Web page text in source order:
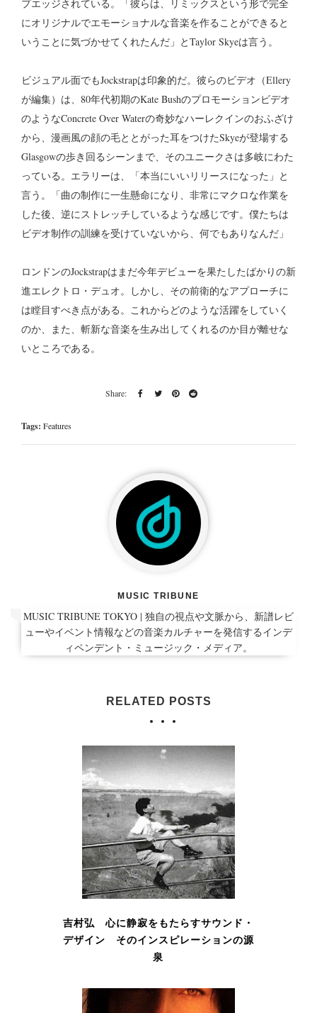
プエッジされている。「彼らは、リミックスという形で完全
にオリジナルでエモーショナルな音楽を作ることができると
いうことに気づかせてくれたんだ」とTaylor Skyeは言う。
ビジュアル面でもJockstrapは印象的だ。彼らのビデオ（Ellery
が編集）は、80年代初期のKate Bushのプロモーションビデオ
のようなConcrete Over Waterの奇妙なハーレクインのおふざけ
から、漫画風の顔の毛ととがった耳をつけたSkyeが登場する
Glasgowの歩き回るシーンまで、そのユニークさは多岐にわた
っている。エラリーは、「本当にいいリリースになった」と
言う。「曲の制作に一生懸命になり、非常にマクロな作業を
した後、逆にストレッチしているような感じです。僕たちは
ビデオ制作の訓練を受けていないから、何でもありなんだ」
ロンドンのJockstrapはまだ今年デビューを果たしたばかりの新
進エレクトロ・デュオ。しかし、その前衛的なアプローチに
は瞠目すべき点がある。これからどのような活躍をしていく
のか、また、斬新な音楽を生み出してくれるのか目が離せな
いところである。
Tags: Features
MUSIC TRIBUNE
MUSIC TRIBUNE TOKYO | 独自の視点や文脈から、新譜レビ
ューやイベント情報などの音楽カルチャーを発信するインデ
ィペンデント・ミュージック・メディア。
RELATED POSTS
吉村弘 心に静寂をもたらすサウンド・
デザイン そのインスピレーションの源
泉